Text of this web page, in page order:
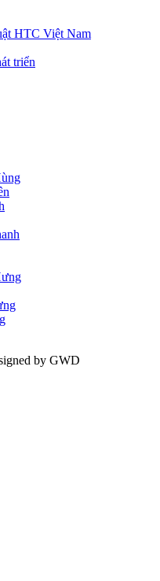
HTC Việt Nam
triển
by GWD